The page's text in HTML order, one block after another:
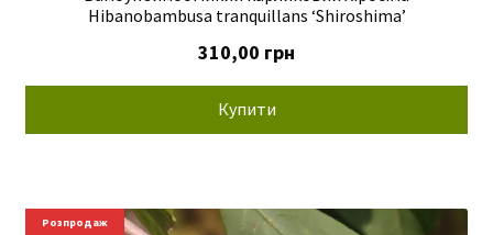
Hibanobambusa tranquillans ‘Shiroshima’
310,00 грн
Купити
Розпродаж